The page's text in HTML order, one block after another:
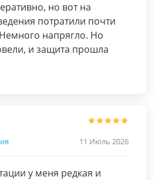
но вот на
потратили почти
напрягло. Но
и защита прошла
11 Июль 2026
у меня редкая и